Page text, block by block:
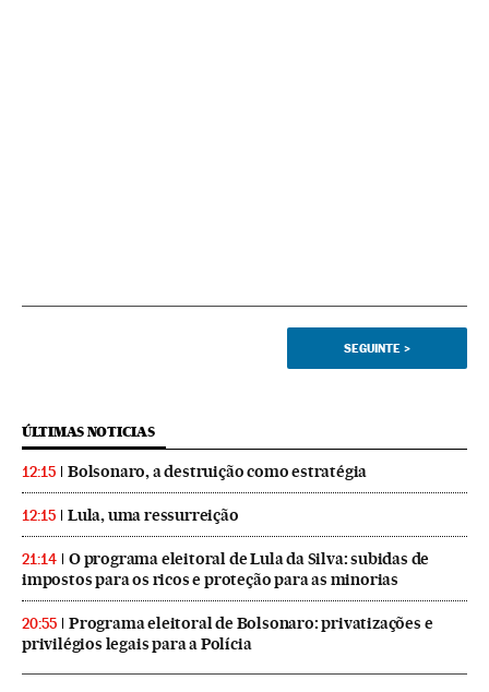
SEGUINTE >
ÚLTIMAS NOTICIAS
12:15 Bolsonaro, a destruição como estratégia
12:15 Lula, uma ressurreição
21:14
O programa eleitoral de Lula da Silva: subidas de
impostos para os ricos e proteção para as minorias
20:55
Programa eleitoral de Bolsonaro: privatizações e
privilégios legais para a Polícia